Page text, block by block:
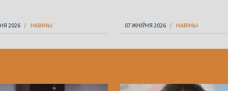
2026 НАВІНЫ 07 ЖНІЎНЯ 2026 НАВІНЫ